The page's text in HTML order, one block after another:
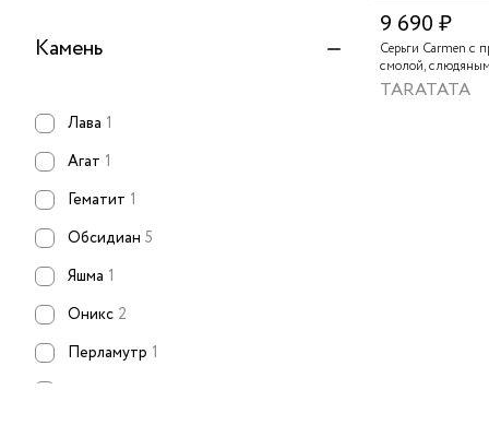
Камень
Лава 1
Агат 1
Гематит 1
Обсидиан 5
Яшма 1
Оникс 2
Перламутр 1
9 690 ₽
Серьги Carmen с
смолой,
обсидианом
TARATATA